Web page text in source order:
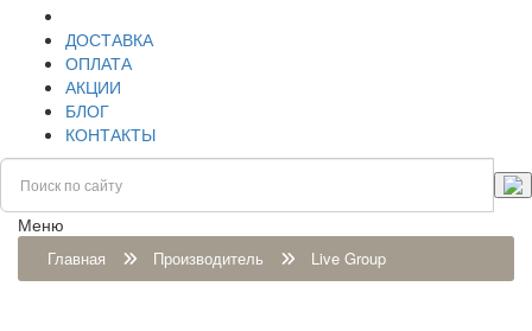
ДОСТАВКА
ОПЛАТА
АКЦИИ
БЛОГ
КОНТАКТЫ
Меню
Главная Производитель Live Group